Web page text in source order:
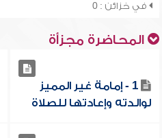
في خزائن : 0
المحاضرة مجزأة
1 - إمامة غير المميز
لوالدته وإعادتها للصلاة